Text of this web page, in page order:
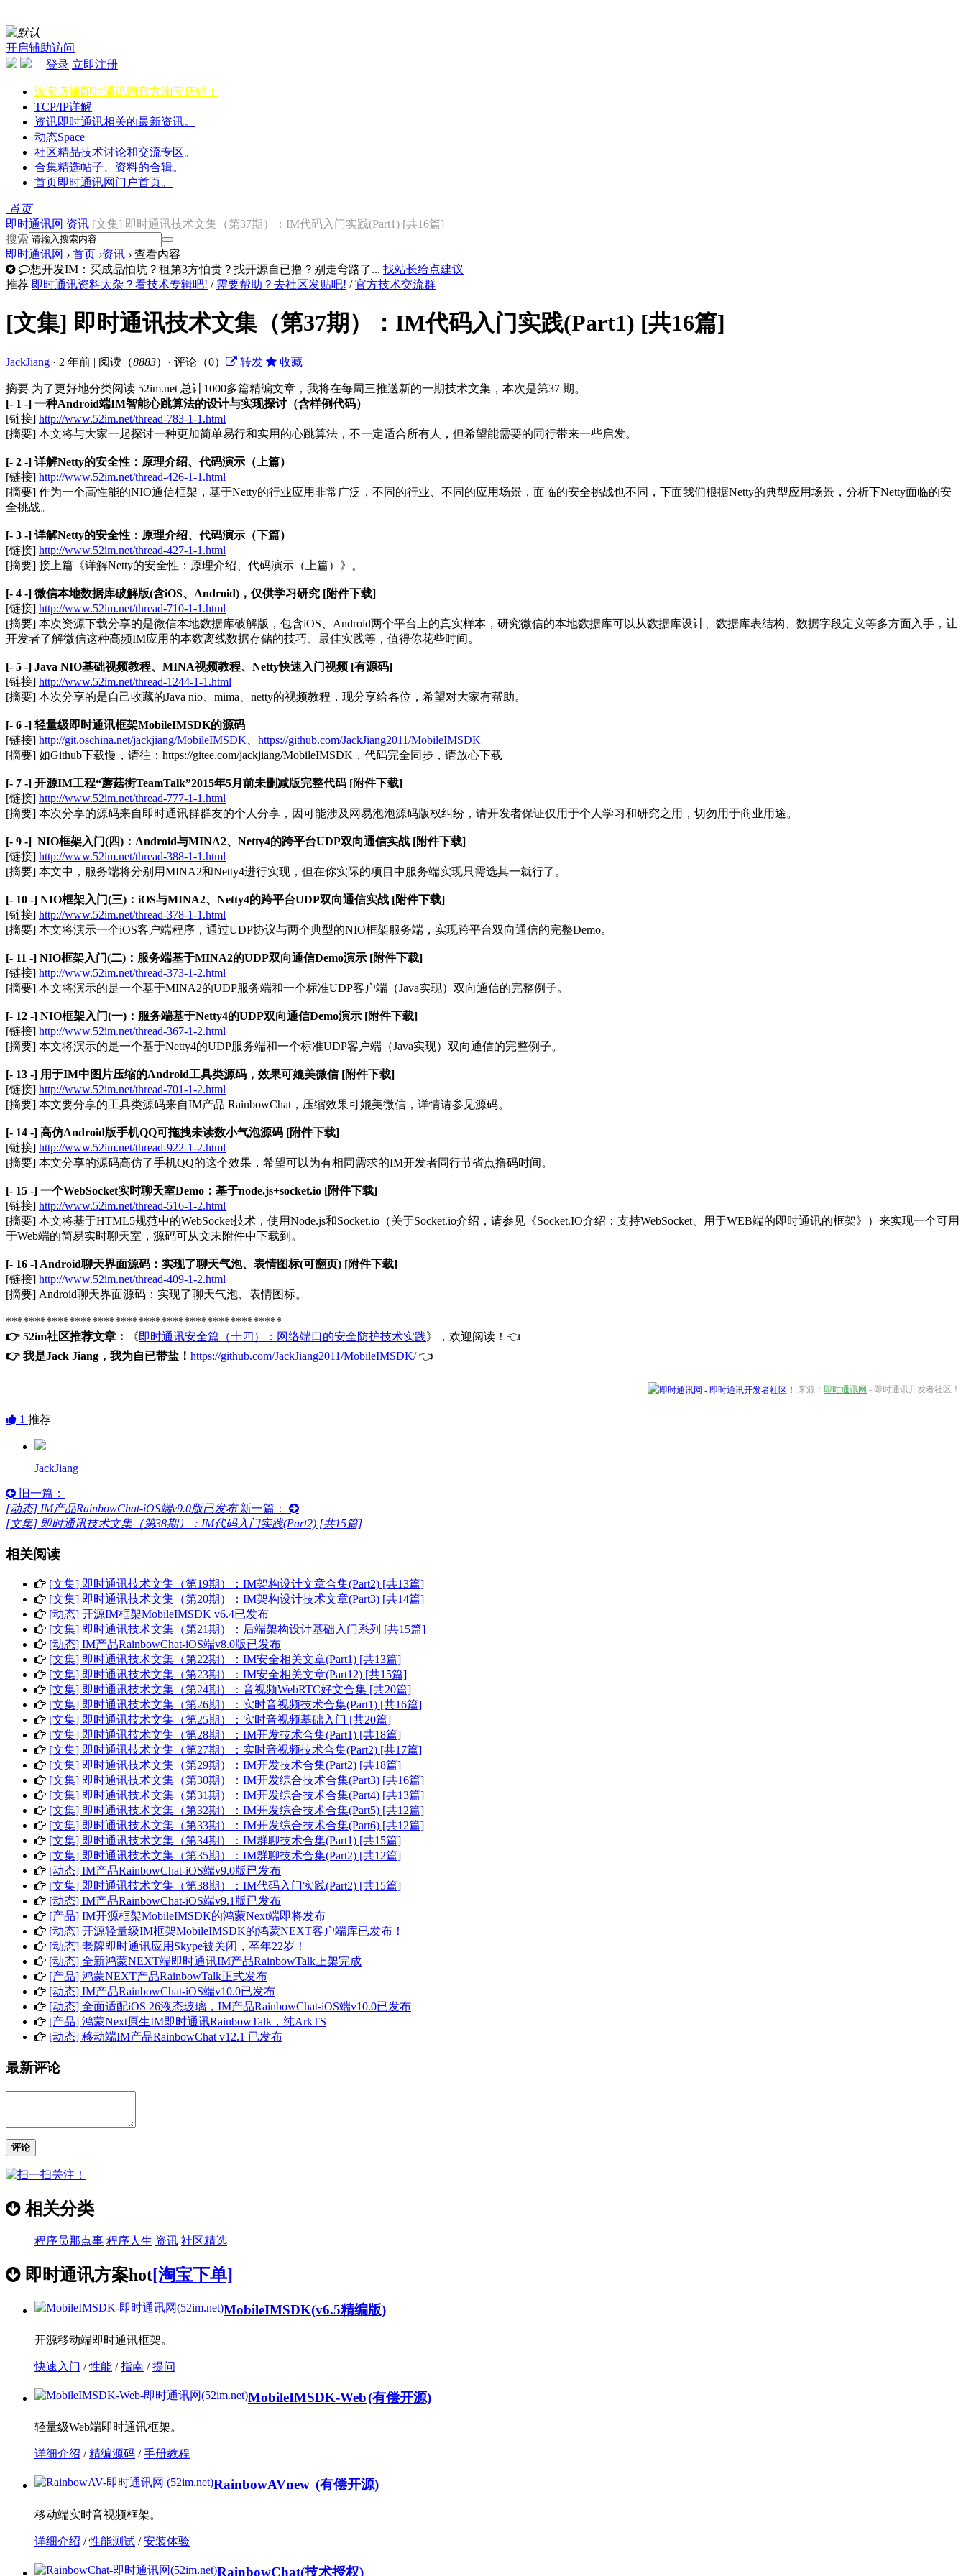
默认
开启辅助访问
登录 立即注册
淘宝店铺即时通讯网官方淘宝店铺！
TCP/IP详解
资讯即时通讯相关的最新资讯。
动态Space
社区精品技术讨论和交流专区。
合集精选帖子、资料的合辑。
首页即时通讯网门户首页。
首页
即时通讯网 资讯 [文集] 即时通讯技术文集（第37期）：IM代码入门实践(Part1) [共16篇]
搜索
即时通讯网 › 首页 ›资讯 › 查看内容
想开发IM：买成品怕坑？租第3方怕贵？找开源自已撸？别走弯路了... 找站长给点建议
推荐 即时通讯资料太杂？看技术专辑吧! / 需要帮助？去社区发贴吧! / 官方技术交流群
[文集] 即时通讯技术文集（第37期）：IM代码入门实践(Part1) [共16篇]
JackJiang · 2 年前 | 阅读（8883）· 评论（0） 转发 收藏
摘要 为了更好地分类阅读 52im.net 总计1000多篇精编文章，我将在每周三推送新的一期技术文集，本次是第37 期。
[- 1 -] 一种Android端IM智能心跳算法的设计与实现探讨（含样例代码）
[链接] http://www.52im.net/thread-783-1-1.html
[摘要] 本文将与大家一起探讨一种更加简单易行和实用的心跳算法，不一定适合所有人，但希望能需要的同行带来一些启发。
[- 2 -] 详解Netty的安全性：原理介绍、代码演示（上篇）
[链接] http://www.52im.net/thread-426-1-1.html
[摘要] 作为一个高性能的NIO通信框架，基于Netty的行业应用非常广泛，不同的行业、不同的应用场景，面临的安全挑战也不同，下面我们根据Netty的典型应用场景，分析下Netty面临的安
全挑战。
[- 3 -] 详解Netty的安全性：原理介绍、代码演示（下篇）
[链接] http://www.52im.net/thread-427-1-1.html
[摘要] 接上篇《详解Netty的安全性：原理介绍、代码演示（上篇）》。
[- 4 -] 微信本地数据库破解版(含iOS、Android)，仅供学习研究 [附件下载]
[链接] http://www.52im.net/thread-710-1-1.html
[摘要] 本次资源下载分享的是微信本地数据库破解版，包含iOS、Android两个平台上的真实样本，研究微信的本地数据库可以从数据库设计、数据库表结构、数据字段定义等多方面入手，让
开发者了解微信这种高频IM应用的本数离线数据存储的技巧、最佳实践等，值得你花些时间。
[- 5 -] Java NIO基础视频教程、MINA视频教程、Netty快速入门视频 [有源码]
[链接] http://www.52im.net/thread-1244-1-1.html
[摘要] 本次分享的是自己收藏的Java nio、mima、netty的视频教程，现分享给各位，希望对大家有帮助。
[- 6 -] 轻量级即时通讯框架MobileIMSDK的源码
[链接] http://git.oschina.net/jackjiang/MobileIMSDK
https://github.com/JackJiang2011/MobileIMSDK
[摘要] 如Github下载慢，请往：https://gitee.com/jackjiang/MobileIMSDK，代码完全同步，请放心下载
[- 7 -] 开源IM工程“蘑菇街TeamTalk”2015年5月前未删减版完整代码 [附件下载]
[链接] http://www.52im.net/thread-777-1-1.html
[摘要] 本次分享的源码来自即时通讯群群友的个人分享，因可能涉及网易泡泡源码版权纠纷，请开发者保证仅用于个人学习和研究之用，切勿用于商业用途。
[- 9 -] NIO框架入门(四)：Android与MINA2、Netty4的跨平台UDP双向通信实战 [附件下载]
[链接] http://www.52im.net/thread-388-1-1.html
[摘要] 本文中，服务端将分别用MINA2和Netty4进行实现，但在你实际的项目中服务端实现只需选其一就行了。
[- 10 -] NIO框架入门(三)：iOS与MINA2、Netty4的跨平台UDP双向通信实战 [附件下载]
[链接] http://www.52im.net/thread-378-1-1.html
[摘要] 本文将演示一个iOS客户端程序，通过UDP协议与两个典型的NIO框架服务端，实现跨平台双向通信的完整Demo。
[- 11 -] NIO框架入门(二)：服务端基于MINA2的UDP双向通信Demo演示 [附件下载]
[链接] http://www.52im.net/thread-373-1-2.html
[摘要] 本文将演示的是一个基于MINA2的UDP服务端和一个标准UDP客户端（Java实现）双向通信的完整例子。
[- 12 -] NIO框架入门(一)：服务端基于Netty4的UDP双向通信Demo演示 [附件下载]
[链接] http://www.52im.net/thread-367-1-2.html
[摘要] 本文将演示的是一个基于Netty4的UDP服务端和一个标准UDP客户端（Java实现）双向通信的完整例子。
[- 13 -] 用于IM中图片压缩的Android工具类源码，效果可媲美微信 [附件下载]
[链接] http://www.52im.net/thread-701-1-2.html
[摘要] 本文要分享的工具类源码来自IM产品 RainbowChat，压缩效果可媲美微信，详情请参见源码。
[- 14 -] 高仿Android版手机QQ可拖拽未读数小气泡源码 [附件下载]
[链接] http://www.52im.net/thread-922-1-2.html
[摘要] 本文分享的源码高仿了手机QQ的这个效果，希望可以为有相同需求的IM开发者同行节省点撸码时间。
[- 15 -] 一个WebSocket实时聊天室Demo：基于node.js+socket.io [附件下载]
[链接] http://www.52im.net/thread-516-1-2.html
[摘要] 本文将基于HTML5规范中的WebSocket技术，使用Node.js和Socket.io（关于Socket.io介绍，请参见《Socket.IO介绍：支持WebSocket、用于WEB端的即时通讯的框架》）来实现一个可用
于Web端的简易实时聊天室，源码可从文末附件中下载到。
[- 16 -] Android聊天界面源码：实现了聊天气泡、表情图标(可翻页) [附件下载]
[链接] http://www.52im.net/thread-409-1-2.html
[摘要] Android聊天界面源码：实现了聊天气泡、表情图标。
************************************************
👉 52im社区推荐文章：
《即时通讯安全篇（十四）：网络端口的安全防护技术实践》，欢迎阅读！👈
👉 我是Jack Jiang，我为自已带盐！ https://github.com/JackJiang2011/MobileIMSDK/👈
来源： 即时通讯网 - 即时通讯开发者社区！
1 推荐
JackJiang
旧一篇：
[动态] IM产品RainbowChat-iOS端v9.0版已发布 新一篇：
[文集] 即时通讯技术文集（第38期）：IM代码入门实践(Part2) [共15篇]
相关阅读
[文集] 即时通讯技术文集（第19期）：IM架构设计文章合集(Part2) [共13篇]
[文集] 即时通讯技术文集（第20期）：IM架构设计技术文章(Part3) [共14篇]
[动态] 开源IM框架MobileIMSDK v6.4已发布
[文集] 即时通讯技术文集（第21期）：后端架构设计基础入门系列 [共15篇]
[动态] IM产品RainbowChat-iOS端v8.0版已发布
[文集] 即时通讯技术文集（第22期）：IM安全相关文章(Part1) [共13篇]
[文集] 即时通讯技术文集（第23期）：IM安全相关文章(Part12) [共15篇]
[文集] 即时通讯技术文集（第24期）：音视频WebRTC好文合集 [共20篇]
[文集] 即时通讯技术文集（第26期）：实时音视频技术合集(Part1) [共16篇]
[文集] 即时通讯技术文集（第25期）：实时音视频基础入门 [共20篇]
[文集] 即时通讯技术文集（第28期）：IM开发技术合集(Part1) [共18篇]
[文集] 即时通讯技术文集（第27期）：实时音视频技术合集(Part2) [共17篇]
[文集] 即时通讯技术文集（第29期）：IM开发技术合集(Part2) [共18篇]
[文集] 即时通讯技术文集（第30期）：IM开发综合技术合集(Part3) [共16篇]
[文集] 即时通讯技术文集（第31期）：IM开发综合技术合集(Part4) [共13篇]
[文集] 即时通讯技术文集（第32期）：IM开发综合技术合集(Part5) [共12篇]
[文集] 即时通讯技术文集（第33期）：IM开发综合技术合集(Part6) [共12篇]
[文集] 即时通讯技术文集（第34期）：IM群聊技术合集(Part1) [共15篇]
[文集] 即时通讯技术文集（第35期）：IM群聊技术合集(Part2) [共12篇]
[动态] IM产品RainbowChat-iOS端v9.0版已发布
[文集] 即时通讯技术文集（第38期）：IM代码入门实践(Part2) [共15篇]
[动态] IM产品RainbowChat-iOS端v9.1版已发布
[产品] IM开源框架MobileIMSDK的鸿蒙Next端即将发布
[动态] 开源轻量级IM框架MobileIMSDK的鸿蒙NEXT客户端库已发布！
[动态] 老牌即时通讯应用Skype被关闭，卒年22岁！
[动态] 全新鸿蒙NEXT端即时通讯IM产品RainbowTalk上架完成
[产品] 鸿蒙NEXT产品RainbowTalk正式发布
[动态] IM产品RainbowChat-iOS端v10.0已发布
[动态] 全面适配iOS 26液态玻璃，IM产品RainbowChat-iOS端v10.0已发布
[产品] 鸿蒙Next原生IM即时通讯RainbowTalk，纯ArkTS
[动态] 移动端IM产品RainbowChat v12.1 已发布
最新评论
评论
相关分类
程序员那点事 程序人生 资讯 社区精选
即时通讯方案hot[淘宝下单]
MobileIMSDK(v6.5精编版)
开源移动端即时通讯框架。
快速入门 / 性能 / 指南 / 提问
MobileIMSDK-Web(有偿开源)
轻量级Web端即时通讯框架。
详细介绍 / 精编源码 / 手册教程
RainbowAVnew (有偿开源)
移动端实时音视频框架。
详细介绍 / 性能测试 / 安装体验
RainbowChat(技术授权)